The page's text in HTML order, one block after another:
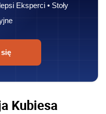
Eksperci • Stoły
Kubiesa